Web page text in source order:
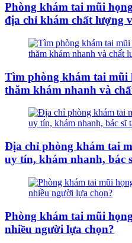
Phòng khám tai mũi
địa chỉ khám chất lượng
Tìm phòng khám tai
thăm khám nhanh và
Địa chỉ phòng khám tai
uy tín, khám nhanh, bác
Phòng khám tai mũi
nhiều người lựa chọn?